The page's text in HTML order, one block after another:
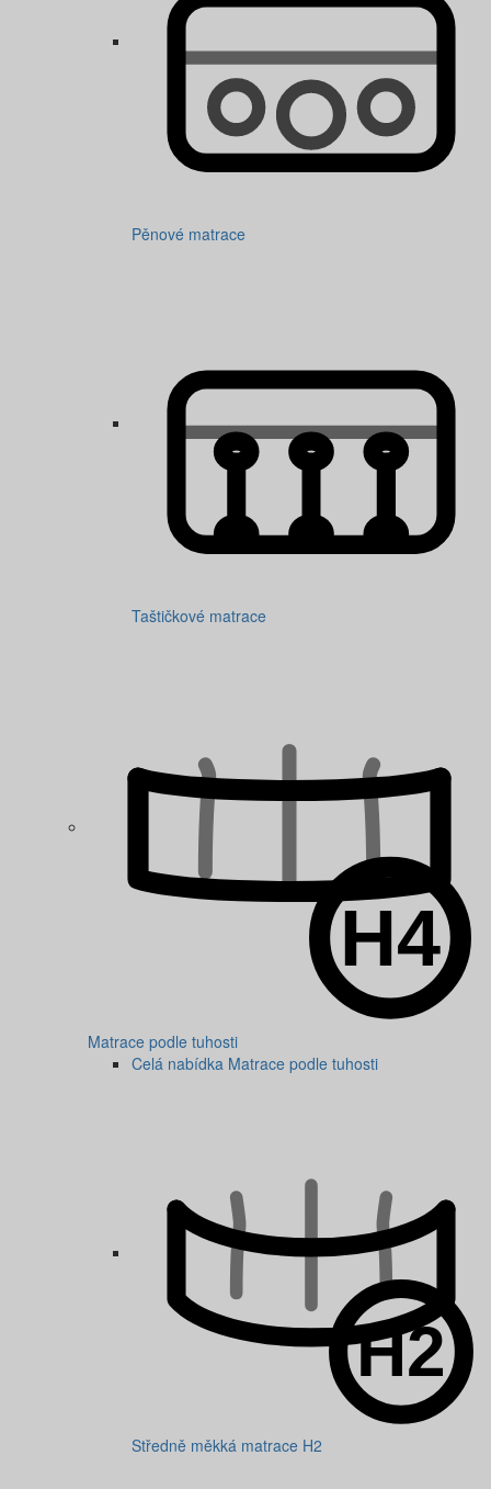
Pěnové matrace
Taštičkové matrace
Matrace podle tuhosti
Celá nabídka Matrace podle tuhosti
Středně měkká matrace H2